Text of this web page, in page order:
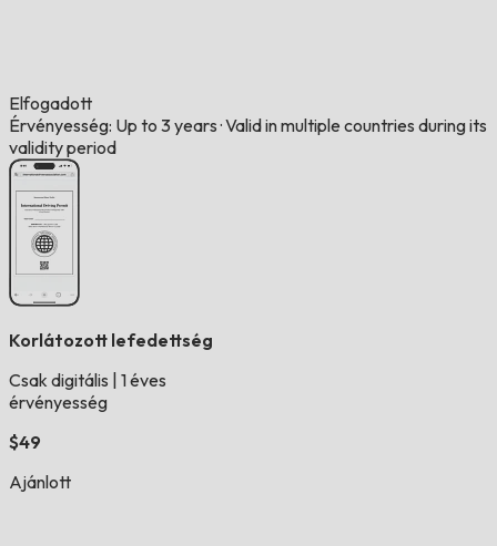
Elfogadott
Érvényesség: Up to 3 years ·Valid in multiple countries during its
validity period
Korlátozott lefedettség
Csak digitális 1 éves
érvényesség
$49
Ajánlott